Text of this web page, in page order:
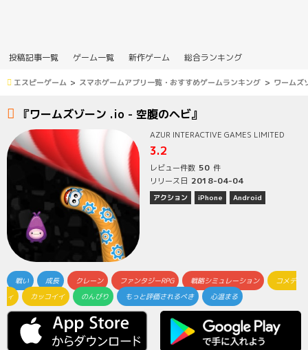
投稿記事一覧 ゲーム一覧 新作ゲーム 総合ランキング
エスピーゲーム スマホゲームアプリ一覧・おすすめゲームランキング ワームズ
『ワームズゾーン .io - 空腹のヘビ』
AZUR INTERACTIVE GAMES LIMITED
3.2
レビュー件数 50 件
リリース日 2018-04-04
アクション iPhone Android
戦い 成長 クレーン ファンタジーRPG 戦略シミュレーション
コメデ
ィ
カッコイイ のんびり もっと評価されるべき 心温まる